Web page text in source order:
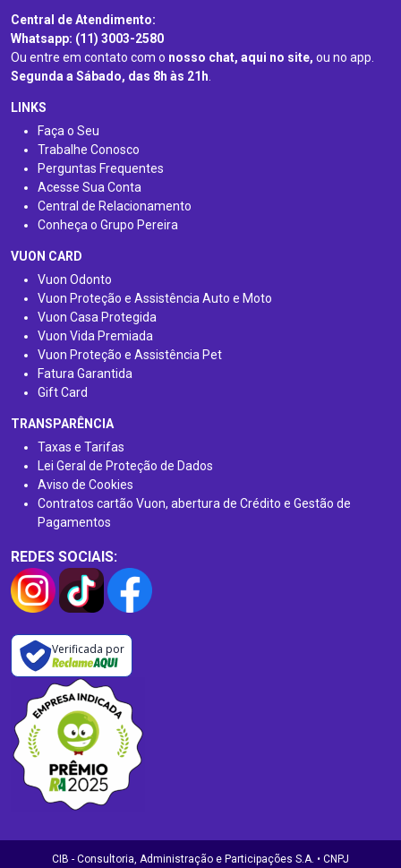
Central de Atendimento:
Whatsapp: (11) 3003-2580
Ou entre em contato com o nosso chat, aqui no site, ou no app.
Segunda a Sábado, das 8h às 21h.
LINKS
Faça o Seu
Trabalhe Conosco
Perguntas Frequentes
Acesse Sua Conta
Central de Relacionamento
Conheça o Grupo Pereira
VUON CARD
Vuon Odonto
Vuon Proteção e Assistência Auto e Moto
Vuon Casa Protegida
Vuon Vida Premiada
Vuon Proteção e Assistência Pet
Fatura Garantida
Gift Card
TRANSPARÊNCIA
Taxas e Tarifas
Lei Geral de Proteção de Dados
Aviso de Cookies
Contratos cartão Vuon, abertura de Crédito e Gestão de
Pagamentos
REDES SOCIAIS:
Verificada por
CIB - Consultoria, Administração e Participações S.A. • CNPJ